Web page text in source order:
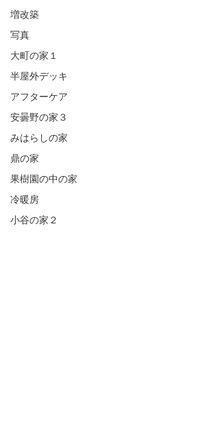
増改築
写真
大町の家１
半屋外デッキ
アフターケア
安曇野の家３
みはらしの家
鼎の家
果樹園の中の家
冷暖房
小谷の家２